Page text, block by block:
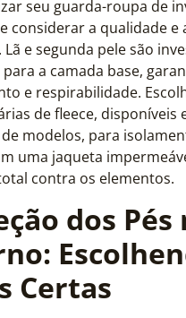
seu guarda-roupa de
considerar a qualidade e
Lã e segunda pele são
para a camada base,
e respirabilidade.
de fleece, disponíveis
modelos, para
uma jaqueta
contra os elementos.
dos Pés
Certas